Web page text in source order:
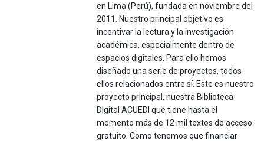
en Lima (Perú), fundada en noviembre del
2011. Nuestro principal objetivo es
incentivar la lectura y la investigación
académica, especialmente dentro de
espacios digitales. Para ello hemos
diseñado una serie de proyectos, todos
ellos relacionados entre sí. Este es nuestro
proyecto principal, nuestra Biblioteca
DIgital ACUEDI que tiene hasta el
momento más de 12 mil textos de acceso
gratuito. Como tenemos que financiar